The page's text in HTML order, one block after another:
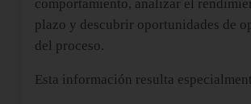
comportamiento, analizar el
plazo y descubrir oportunidades de
del proceso.
Esta información resulta